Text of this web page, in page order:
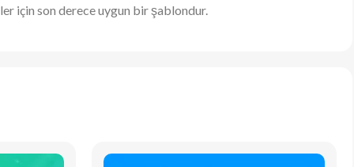
için son derece uygun bir şablondur.